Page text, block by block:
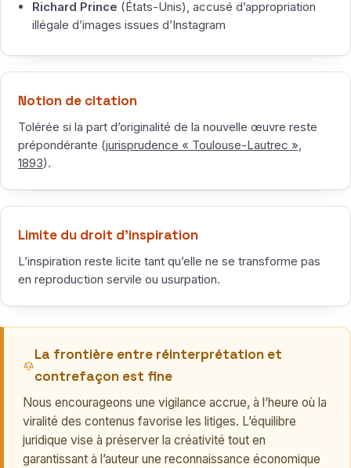
Richard Prince (États-Unis), accusé d’appropriation
illégale d’images issues d’Instagram
Notion de citation
Tolérée si la part d’originalité de la nouvelle œuvre reste
prépondérante (jurisprudence « Toulouse-Lautrec »,
1893).
Limite du droit d’inspiration
L’inspiration reste licite tant qu’elle ne se transforme pas
en reproduction servile ou usurpation.
La frontière entre réinterprétation et
contrefaçon est fine
Nous encourageons une vigilance accrue, à l’heure où la
viralité des contenus favorise les litiges. L’équilibre
juridique vise à préserver la créativité tout en
garantissant à l’auteur une reconnaissance économique